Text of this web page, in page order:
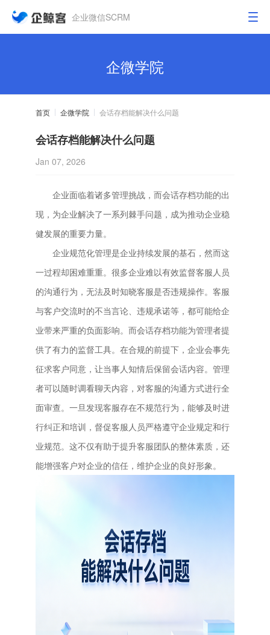
企业微信SCRM
企微学院
首页 企微学院 会话存档能解决什么问题
会话存档能解决什么问题
Jan 07, 2026
企业面临着诸多管理挑战，而会话存档功能的出
现，为企业解决了一系列棘手问题，成为推动企业稳
健发展的重要力量。
企业规范化管理是企业持续发展的基石，然而这
一过程却困难重重。很多企业难以有效监督客服人员
的沟通行为，无法及时知晓客服是否违规操作。客服
与客户交流时的不当言论、违规承诺等，都可能给企
业带来严重的负面影响。而会话存档功能为管理者提
供了有力的监督工具。在合规的前提下，企业会事先
征求客户同意，让当事人知情后保留会话内容。管理
者可以随时调看聊天内容，对客服的沟通方式进行全
面审查。一旦发现客服存在不规范行为，能够及时进
行纠正和培训，督促客服人员严格遵守企业规定和行
业规范。这不仅有助于提升客服团队的整体素质，还
能增强客户对企业的信任，维护企业的良好形象。